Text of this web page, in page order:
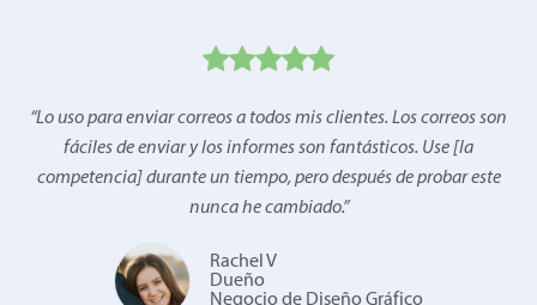
“Lo uso para enviar correos a todos mis clientes. Los correos son
fáciles de enviar y los informes son fantásticos. Use [la
competencia] durante un tiempo, pero después de probar este
nunca he cambiado.”
Rachel V
Dueño
Negocio de Diseño Gráfico